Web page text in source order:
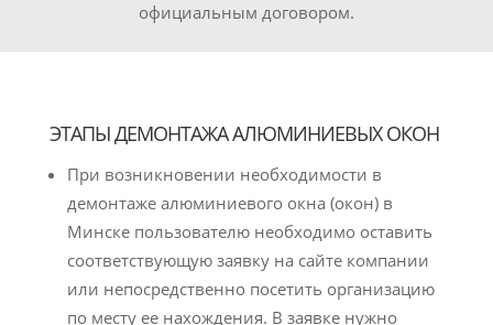
официальным договором.
ЭТАПЫ ДЕМОНТАЖА АЛЮМИНИЕВЫХ ОКОН
При возникновении необходимости в
демонтаже алюминиевого окна (окон) в
Минске пользователю необходимо оставить
соответствующую заявку на сайте компании
или непосредственно посетить организацию
по месту ее нахождения. В заявке нужно